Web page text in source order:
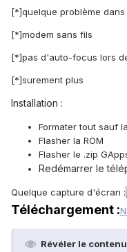
[*]quelque problème
[*]modem sans fils
[*]pas d'auto-focus lors
[*]surement plus
Installation :
Formater tout sauf
Flasher la ROM
Flasher le .zip
Redémarrer le
Quelque capture d'écran :
Téléchargement :
Révéler le